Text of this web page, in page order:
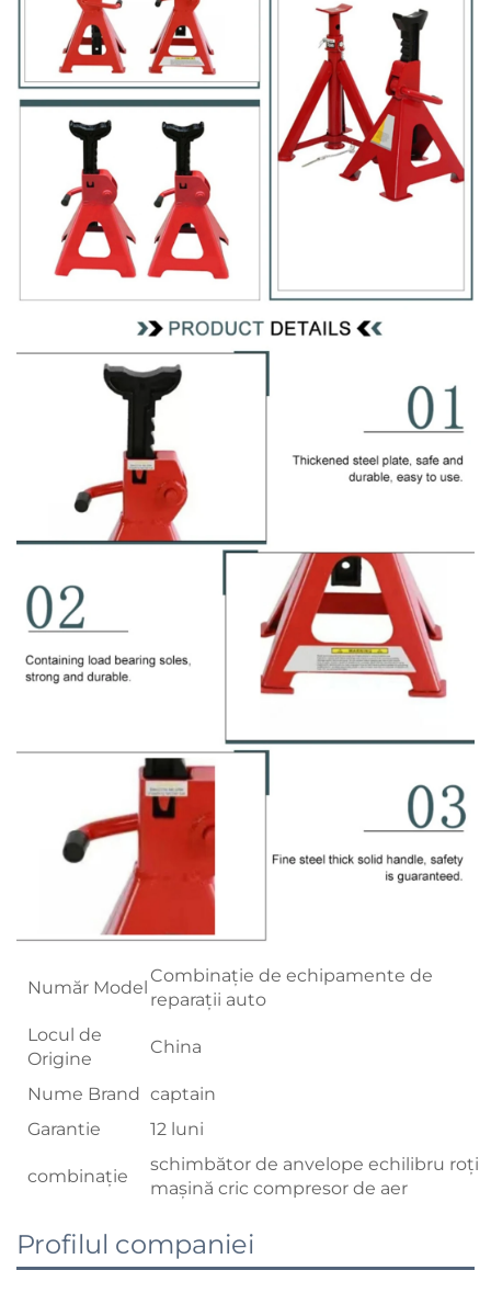
Număr Model
Combinație de echipamente de
reparații auto
Locul de
Origine
China
Nume Brand captain
Garantie
12 luni
combinație
schimbător de anvelope echilibru roți
mașină cric compresor de aer
Profilul companiei